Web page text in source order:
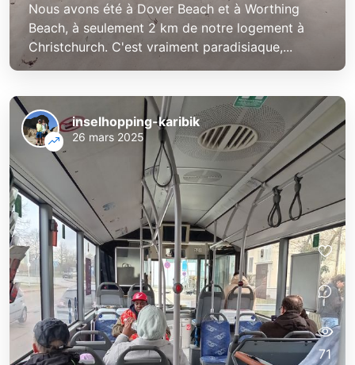
Nous avons été à Dover Beach et à Worthing
Beach, à seulement 2 km de notre logement à
Christchurch. C'est vraiment paradisiaque,...
inselhopping-karibik
26 mars 2025
71